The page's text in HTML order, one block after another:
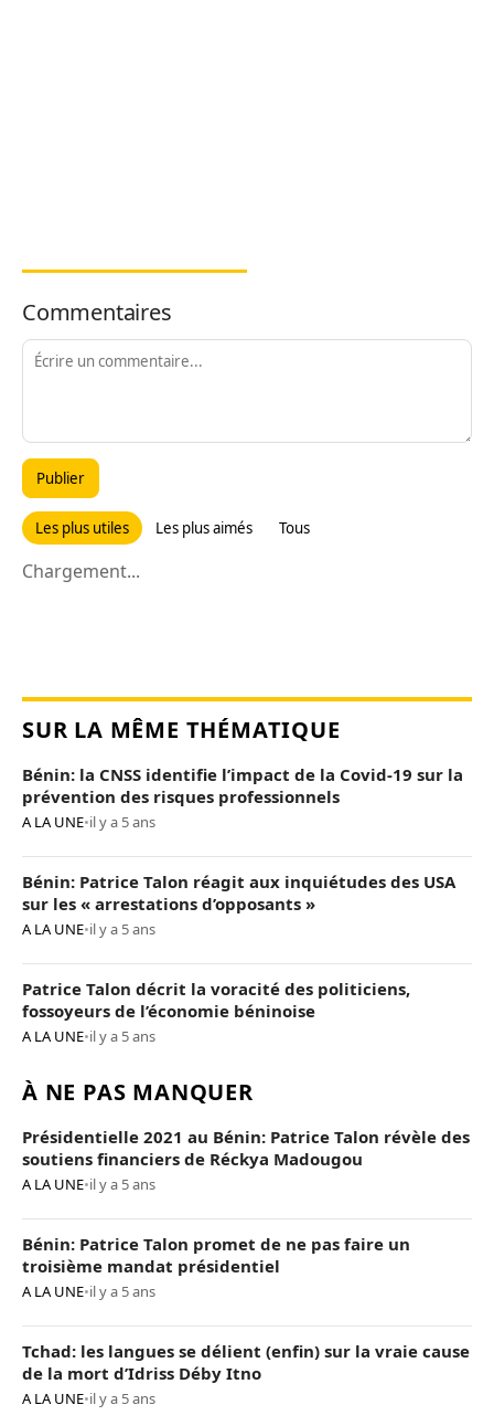
Commentaires
Publier
Les plus utiles Les plus aimés Tous
Chargement...
SUR LA MÊME THÉMATIQUE
Bénin: la CNSS identifie l’impact de la Covid-19 sur la
prévention des risques professionnels
A LA UNE•il y a 5 ans
Bénin: Patrice Talon réagit aux inquiétudes des USA
sur les « arrestations d’opposants »
A LA UNE•il y a 5 ans
Patrice Talon décrit la voracité des politiciens,
fossoyeurs de l’économie béninoise
A LA UNE•il y a 5 ans
À NE PAS MANQUER
Présidentielle 2021 au Bénin: Patrice Talon révèle des
soutiens financiers de Réckya Madougou
A LA UNE•il y a 5 ans
Bénin: Patrice Talon promet de ne pas faire un
troisième mandat présidentiel
A LA UNE•il y a 5 ans
Tchad: les langues se délient (enfin) sur la vraie cause
de la mort d’Idriss Déby Itno
A LA UNE•il y a 5 ans